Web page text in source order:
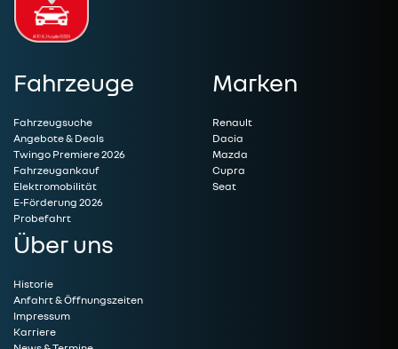
Fahrzeuge
Fahrzeugsuche
Angebote & Deals
Twingo Premiere 2026
Fahrzeugankauf
Elektromobilität
E-Förderung 2026
Probefahrt
Marken
Renault
Dacia
Mazda
Cupra
Seat
Über uns
Historie
Anfahrt & Öffnungszeiten
Impressum
Karriere